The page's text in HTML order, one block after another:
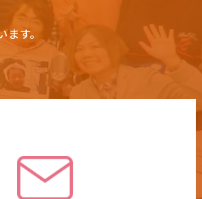
す。